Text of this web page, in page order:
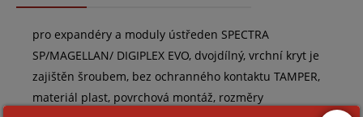
pro expandéry a moduly ústředen SPECTRA
SP/MAGELLAN/ DIGIPLEX EVO, dvojdílný, vrchní kryt je
zajištěn šroubem, bez ochranného kontaktu TAMPER,
materiál plast, povrchová montáž, rozměry